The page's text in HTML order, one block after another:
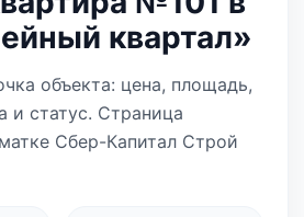
квартал»
объекта: цена, площадь,
и статус. Страница
Сбер-Капитал Строй